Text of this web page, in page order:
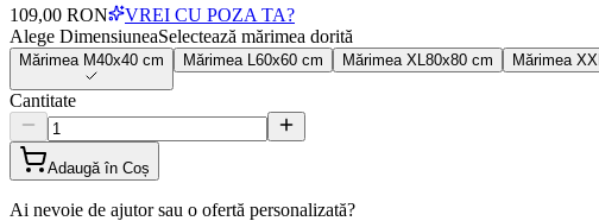
109,00 RON
VREI CU POZA TA?
Alege DimensiuneaSelectează mărimea dorită
Mărimea M40x40 cm Mărimea 60x60 cm Mărimea XL 80x80 cm Mărimea XXL
Cantitate
Adaugă în Coș
Ai nevoie de ajutor sau o ofertă personalizată?